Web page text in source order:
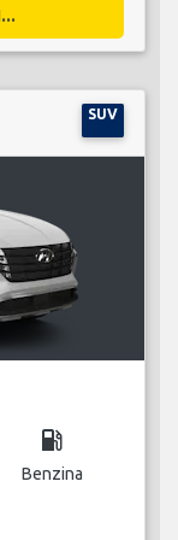
SUV
local_gas_station
Benzina